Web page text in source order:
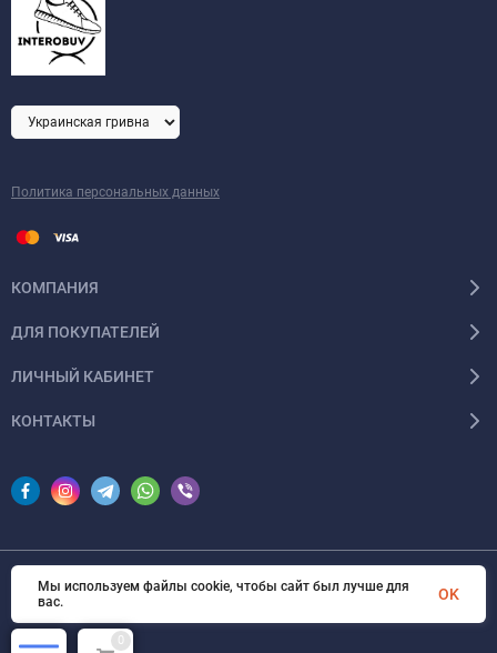
Политика персональных данных
КОМПАНИЯ
ДЛЯ ПОКУПАТЕЛЕЙ
ЛИЧНЫЙ КАБИНЕТ
КОНТАКТЫ
© 2026 InSale. Все права защищены
0
Мы используем файлы cookie, чтобы сайт был лучше для
вас.
OK